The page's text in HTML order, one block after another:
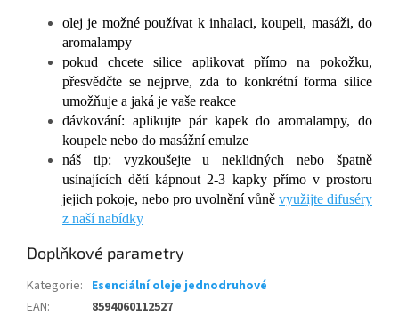
olej je možné používat k inhalaci, koupeli, masáži, do
aromalampy
pokud chcete silice aplikovat přímo na pokožku,
přesvědčte se nejprve, zda to konkrétní forma silice
umožňuje a jaká je vaše reakce
dávkování: aplikujte pár kapek do aromalampy, do
koupele nebo do masážní emulze
náš tip: vyzkoušejte u neklidných nebo špatně
usínajících dětí kápnout 2-3 kapky přímo v prostoru
jejich pokoje, nebo pro uvolnění vůně využijte difuséry
z naší nabídky
Doplňkové parametry
Kategorie: Esenciální oleje jednodruhové
EAN: 8594060112527